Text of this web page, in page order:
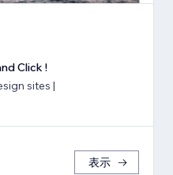
Click !
sites |
表示